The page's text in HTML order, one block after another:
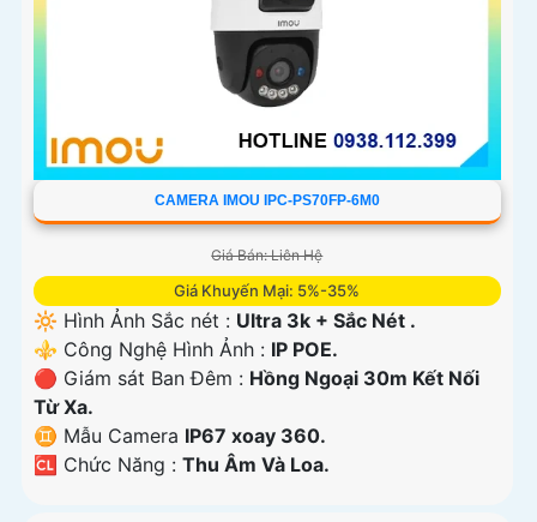
CAMERA IMOU IPC-PS70FP-6M0
Giá Bán: Liên Hệ
Giá Khuyến Mại: 5%-35%
🔆 Hình Ảnh Sắc nét : Ultra 3k + Sắc Nét .
⚜️ Công Nghệ Hình Ảnh : IP POE.
🔴 Giám sát Ban Đêm : Hồng Ngoại 30m Kết Nối
Từ Xa.
♊ Mẫu Camera IP67 xoay 360.
️🆑 Chức Năng : Thu Âm Và Loa.